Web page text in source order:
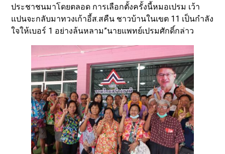
ประชาชนมาโดยตลอด การเลือกตั้งครั้งนี้หมอเปรม เว้า
แปนจะกลับมาทวงเก้าอี้ส.สคืน ชาวบ้านในเขต 11 เป็นกำลัง
ใจให้เบอร์ 1 อย่างล้นหลาม”นายแพทย์เปรมศักดิ์กล่าว